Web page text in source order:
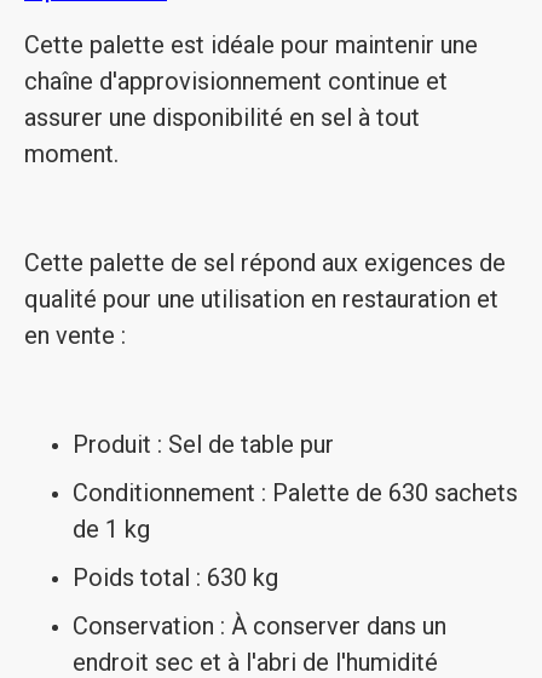
Cette palette est idéale pour maintenir une
chaîne d'approvisionnement continue et
assurer une disponibilité en sel à tout
moment.
Cette palette de sel répond aux exigences de
qualité pour une utilisation en restauration et
en vente :
Produit : Sel de table pur
Conditionnement : Palette de 630 sachets
de 1 kg
Poids total : 630 kg
Conservation : À conserver dans un
endroit sec et à l'abri de l'humidité